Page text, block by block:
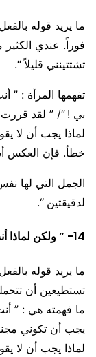
ما يريد قوله
فوراً. عندي
تشتتينني قليلاً “.
تفهمها المرأة :
بي ! “/ ” لقد قررت
لماذا يجب أن لا
خطأ. فإن العكس
الجمل التي لها
لدقيقتين “.
14- ” ولكن لماذا أنت صديقتها على كل حال …؟
ما يريد قوله
تستطيعين أن
ما فهمته هي : ”
يجب أن تكوني
لماذا يجب أن لا